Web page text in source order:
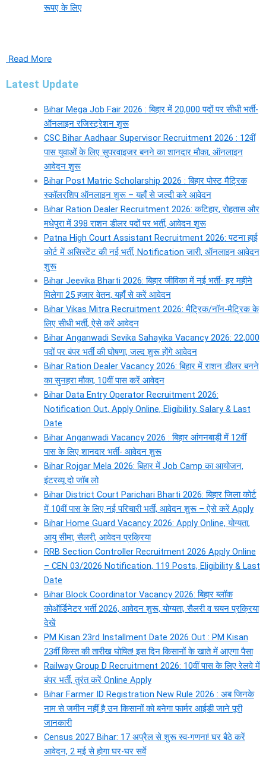
रूपए के लिए
Read More
Latest Update
Bihar Mega Job Fair 2026 : बिहार में 20,000 पदों पर सीधी भर्ती-
ऑनलाइन रजिस्ट्रेशन शुरू
CSC Bihar Aadhaar Supervisor Recruitment 2026 : 12वीं
पास युवाओं के लिए सुपरवाइजर बनने का शानदार मौका, ऑनलाइन
आवेदन शुरू
Bihar Post Matric Scholarship 2026 : बिहार पोस्ट मैट्रिक
स्कॉलरशिप ऑनलाइन शुरू – यहाँ से जल्दी करे आवेदन
Bihar Ration Dealer Recruitment 2026: कटिहार, रोहतास और
मधेपुरा में 398 राशन डीलर पदों पर भर्ती, आवेदन शुरू
Patna High Court Assistant Recruitment 2026: पटना हाई
कोर्ट में असिस्टेंट की नई भर्ती, Notification जारी, ऑनलाइन आवेदन
शुरू
Bihar Jeevika Bharti 2026: बिहार जीविका में नई भर्ती- हर महीने
मिलेगा 25 हजार वेतन, यहाँ से करें आवेदन
Bihar Vikas Mitra Recruitment 2026: मैट्रिक/नॉन-मैट्रिक के
लिए सीधी भर्ती, ऐसे करें आवेदन
Bihar Anganwadi Sevika Sahayika Vacancy 2026: 22,000
पदों पर बंपर भर्ती की घोषणा, जल्द शुरू होंगे आवेदन
Bihar Ration Dealer Vacancy 2026: बिहार में राशन डीलर बनने
का सुनहरा मौका, 10वीं पास करें आवेदन
Bihar Data Entry Operator Recruitment 2026:
Notification Out, Apply Online, Eligibility, Salary & Last
Date
Bihar Anganwadi Vacancy 2026 : बिहार आंगनबाड़ी में 12वीं
पास के लिए शानदार भर्ती- आवेदन शुरू
Bihar Rojgar Mela 2026: बिहार में Job Camp का आयोजन,
इंटरव्यू दो जॉब लो
Bihar District Court Parichari Bharti 2026: बिहार जिला कोर्ट
में 10वीं पास के लिए नई परिचारी भर्ती, आवेदन शुरू – ऐसे करें Apply
Bihar Home Guard Vacancy 2026: Apply Online, योग्यता,
आयु सीमा, सैलरी, आवेदन प्रक्रिया
RRB Section Controller Recruitment 2026 Apply Online
– CEN 03/2026 Notification, 119 Posts, Eligibility & Last
Date
Bihar Block Coordinator Vacancy 2026: बिहार ब्लॉक
कोऑर्डिनेटर भर्ती 2026, आवेदन शुरू, योग्यता, सैलरी व चयन प्रक्रिया
देखें
PM Kisan 23rd Installment Date 2026 Out : PM Kisan
23वीं किस्त की तारीख घोषित! इस दिन किसानों के खाते में आएगा पैसा
Railway Group D Recruitment 2026: 10वीं पास के लिए रेलवे में
बंपर भर्ती, तुरंत करें Online Apply
Bihar Farmer ID Registration New Rule 2026 : अब जिनके
नाम से जमीन नहीं है उन किसानों को बनेगा फार्मर आईडी जाने पूरी
जानकारी
Census 2027 Bihar: 17 अप्रैल से शुरू स्व-गणना! घर बैठे करें
आवेदन, 2 मई से होगा घर-घर सर्वे